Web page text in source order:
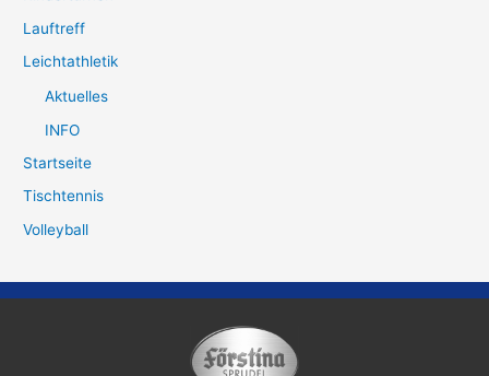
Lauftreff
Leichtathletik
Aktuelles
INFO
Startseite
Tischtennis
Volleyball